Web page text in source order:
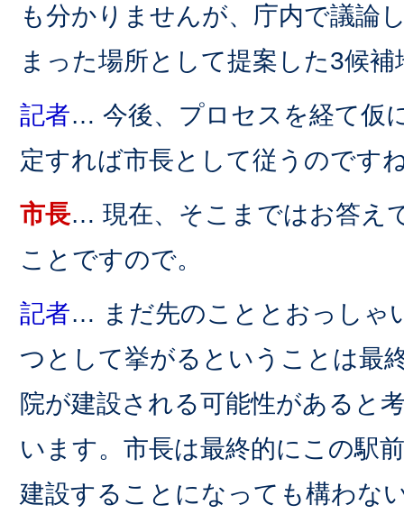
も分かりませんが、庁内で議論
まった場所として提案した3候
記者… 今後、プロセスを経て仮
定すれば市長として従うのです
市長… 現在、そこまではお答え
ことですので。
記者… まだ先のこととおっしゃ
つとして挙がるということは最
院が建設される可能性があると
います。市長は最終的にこの駅
建設することになっても構わな